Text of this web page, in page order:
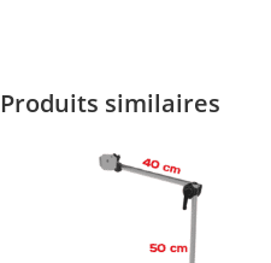
Produits similaires